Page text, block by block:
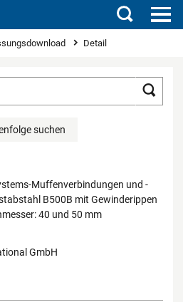
Suchen
Detail
suchen
Muffenverbindungen und -
B500B mit Gewinderippen
40 und 50 mm
GmbH